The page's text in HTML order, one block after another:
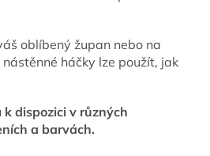
oblíbený župan nebo na
háčky lze použít, jak
k dispozici v různých
a barvách.